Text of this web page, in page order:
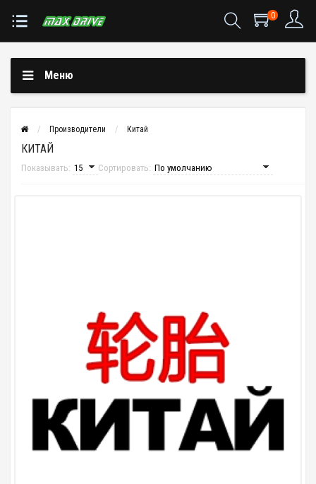
0
Меню
Производители Китай
КИТАЙ
Показывать: Сортировать: